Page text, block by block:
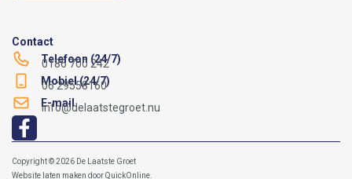
Contact
Telefoon (24/7)
0186 700 242
Mobiel (24/7)
06 29558160
E-mail
info@delaatstegroet.nu
Copyright © 2026 De Laatste Groet
Website laten maken doorQuickOnline